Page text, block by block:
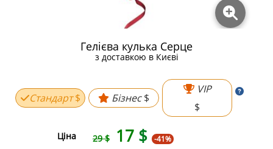
Гелієва кулька Серце
з доставкою в Києві
Стандарт $ Бізнес $
VIP
$
Ціна 29 $ 17 $ -41%